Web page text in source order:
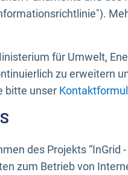
für Umwelt,
zu erweitern
bitte unser
des Projekts “InGrid
zum Betrieb von